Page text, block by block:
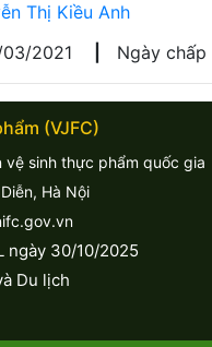
Thị Kiều Anh
2021 Ngày chấp
(VJFC)
vệ sinh thực phẩm quốc gia
Hà Nội
ngày 30/10/2025
Du lịch